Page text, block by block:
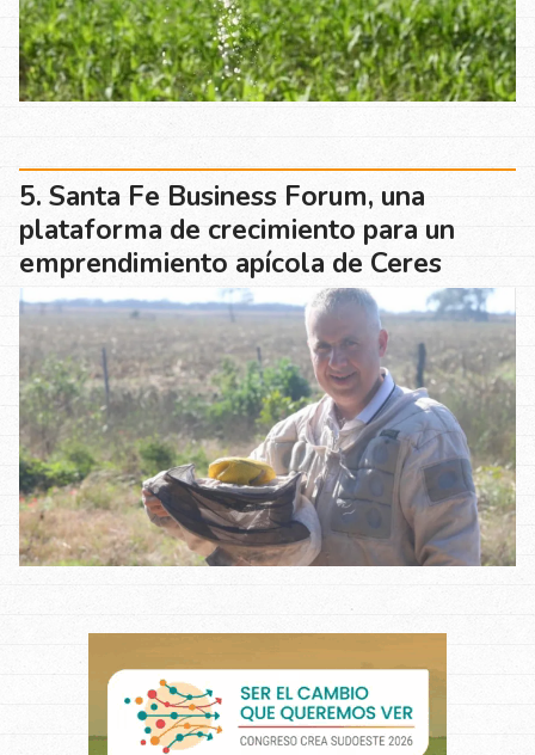
Santa Fe Business Forum, una
plataforma de crecimiento para un
emprendimiento apícola de Ceres